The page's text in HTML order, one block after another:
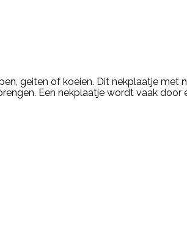
geiten of koeien. Dit nekplaatje met
Een nekplaatje wordt vaak door